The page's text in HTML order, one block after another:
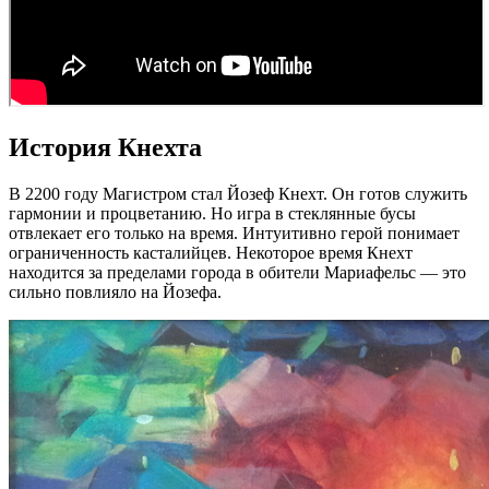
История Кнехта
В 2200 году Магистром стал Йозеф Кнехт. Он готов служить
гармонии и процветанию. Но игра в стеклянные бусы
отвлекает его только на время. Интуитивно герой понимает
ограниченность касталийцев. Некоторое время Кнехт
находится за пределами города в обители Мариафельс — это
сильно повлияло на Йозефа.